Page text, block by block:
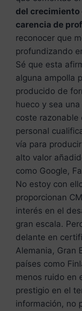
del crecimiento
carencia de
reconocer que
profundizando
Sé que esta
alguna ampolla
producido de
hueco y sea
coste razonable
personal
vía para
alto valor
como Google,
No estoy con
proporcionan
interés en el
gran escala.
delante en
Alemania, Gran
países como
menos ruido en
prestigio en el
información, no